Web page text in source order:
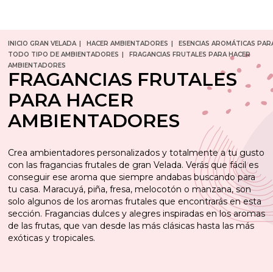
INICIO GRAN VELADA HACER AMBIENTADORES
ESENCIAS AROMÁTICAS
TODO TIPO DE AMBIENTADORES
FRAGANCIAS FRUTALES PARA HACER
AMBIENTADORES
FRAGANCIAS FRUTALES
PARA HACER
AMBIENTADORES
Crea ambientadores personalizados y totalmente a tu gusto
con las fragancias frutales de gran Velada. Verás que fácil es
conseguir ese aroma que siempre andabas buscando para
tu casa. Maracuyá, piña, fresa, melocotón o manzana, son
solo algunos de los aromas frutales que encontrarás en esta
sección. Fragancias dulces y alegres inspiradas en los aromas
de las frutas, que van desde las más clásicas hasta las más
exóticas y tropicales.